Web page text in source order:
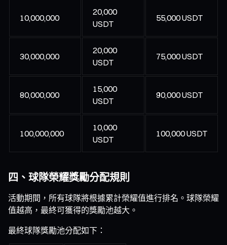
10,000,000
20,000
USDT
55,000 USDT
30,000,000
20,000
USDT
75,000 USDT
80,000,000
15,000
USDT
90,000 USDT
100,000,000
10,000
USDT
100,000 USDT
四、球隊榮耀獎勵分配規則
活動期間，所有球隊將根據累計榮耀值進行排名。球隊榮耀
值越高，最終可獲得的獎勵池越大。
最終球隊獎勵池分配如下：